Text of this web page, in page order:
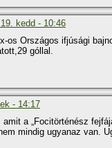
kedd - 10:46
os Országos ifjúsági
góllal.
- 14:17
a „Focitörténész
mindig ugyanaz van.